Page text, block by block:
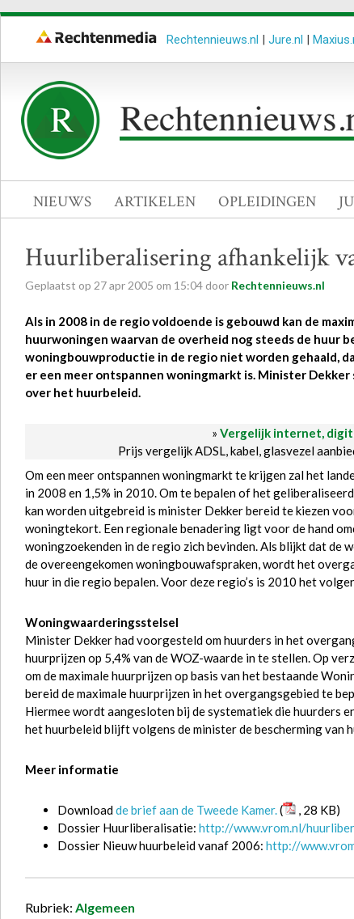
Rechtennieuws.nl | Jure.nl |
NIEUWS ARTIKELEN OPLEIDINGEN
Huurliberalisering afhankelijk
Geplaatst op 27apr 2005 om 15:04 door Rechtennieuws.nl
Als in 2008 in de regio voldoende is gebouwd kan de
huurwoningen waarvan de overheid nog steeds de huur
woningbouwproductie in de regio niet worden gehaald,
er een meer ontspannen woningmarkt is. Minister
over het huurbeleid.
» Vergelijk internet,
Prijs vergelijk ADSL, kabel, glasvezel
Om een meer ontspannen woningmarkt te krijgen zal het
in 2008 en 1,5% in 2010. Om te bepalen of het
kan worden uitgebreid is minister Dekker bereid te kiezen
woningtekort. Een regionale benadering ligt voor de hand
woningzoekenden in de regio zich bevinden. Als blijkt dat de
de overeengekomen woningbouwafspraken, wordt het
huur in die regio bepalen. Voor deze regio’s is 2010 het
Woningwaarderingsstelsel
Minister Dekker had voorgesteld om huurders in het
huurprijzen op 5,4% van de WOZ-waarde in te stellen. Op
om de maximale huurprijzen op basis van het bestaande
bereid de maximale huurprijzen in het overgangsgebied te
Hiermee wordt aangesloten bij de systematiek die huurders
het huurbeleid blijft volgens de minister de bescherming van
Meer informatie
Downloadde brief aan de Tweede Kamer.(
, 28 KB)
Dossier Huurliberalisatie: http://www.vrom.nl/
Dossier Nieuw huurbeleid vanaf 2006: http://
Rubriek: Algemeen